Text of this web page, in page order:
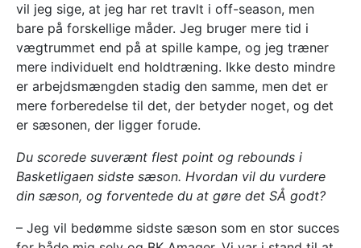
vil jeg sige, at jeg har ret travlt i off-season, men
bare på forskellige måder. Jeg bruger mere tid i
vægtrummet end på at spille kampe, og jeg træner
mere individuelt end holdtræning. Ikke desto mindre
er arbejdsmængden stadig den samme, men det er
mere forberedelse til det, der betyder noget, og det
er sæsonen, der ligger forude.
Du scorede suverænt flest point og rebounds i
Basketligaen sidste sæson. Hvordan vil du vurdere
din sæson, og forventede du at gøre det SÅ godt?
– Jeg vil bedømme sidste sæson som en stor succes